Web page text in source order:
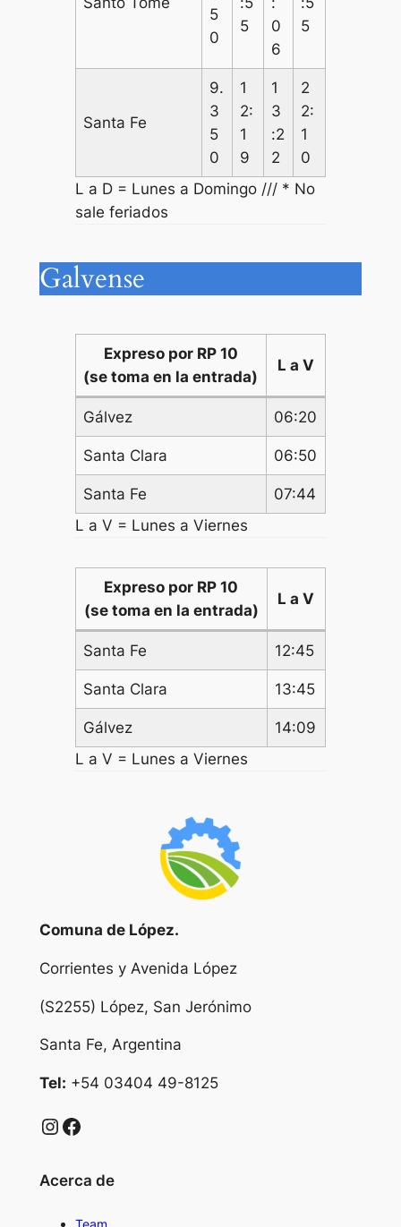
5
0
5
0
6
5
Santa Fe
9.
3
5
0
1
2:
1
9
1
3
:2
2
2
2:
1
0
L a D = Lunes a Domingo /// * No
sale feriados
Galvense
Expreso por RP 10
(se toma en la entrada)
L a V
Gálvez 06:20
Santa Clara 06:50
Santa Fe
07:44
L a V = Lunes a Viernes
Expreso por RP 10
(se toma en la entrada)
L a V
Santa Fe 12:45
Santa Clara 13:45
Gálvez
14:09
L a V = Lunes a Viernes
Comuna de López.
Corrientes y Avenida López
(S2255) López, San Jerónimo
Santa Fe, Argentina
Tel: +54 03404 49-8125
Instagram Facebook
Acerca de